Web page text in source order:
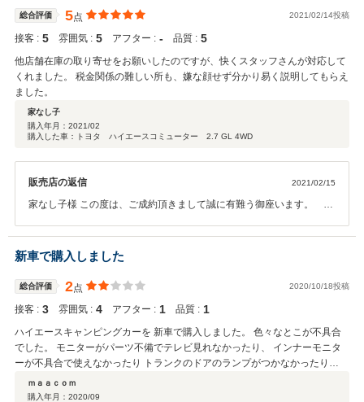
きますので、ご不明な点やご要望など御座いましたらお気軽にお申し
付け下さい。 今後とも宜しくお願いいたします。
総合評価 5点 2021/02/14投稿
接客 : 5 雰囲気 : 5 アフター : ‐ 品質 : 5
他店舗在庫の取り寄せをお願いしたのですが、快くスタッフさんが対応して
くれました。 税金関係の難しい所も、嫌な顔せず分かり易く説明してもらえ
ました。
家なし子
購入年月： 2021/02
購入した車：トヨタ ハイエースコミューター 2.7 GL 4WD
販売店の返信 2021/02/15
家なし子様 この度は、ご成約頂きまして誠に有難う御座います。 ま
やお困り事が御座いましたら、いつでもご連絡ください！ 納車まで、
お時間は掛かりますが楽しみにお待ちください。これからも宜しくお
願い致します。
新車で購入しました
総合評価 2点 2020/10/18投稿
接客 : 3 雰囲気 : 4 アフター : 1 品質 : 1
ハイエースキャンピングカーを 新車で購入しました。 色々なとこが不具合
でした。 モニターがパーツ不備でテレビ見れなかったり、 インナーモニタ
ーが不具合で使えなかったり トランクのドアのランプがつかなかったり
と…．
ｍａａｃｏｍ
購入年月： 2020/09